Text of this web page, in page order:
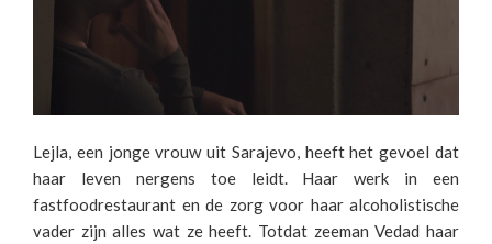
Lejla, een jonge vrouw uit Sarajevo, heeft het gevoel dat
haar leven nergens toe leidt. Haar werk in een
fastfoodrestaurant en de zorg voor haar alcoholistische
vader zijn alles wat ze heeft. Totdat zeeman Vedad haar